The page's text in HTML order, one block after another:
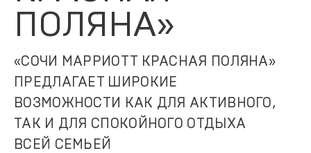
ПОЛЯНА»
«СОЧИ МАРРИОТТ КРАСНАЯ ПОЛЯНА»
ПРЕДЛАГАЕТ ШИРОКИЕ
ВОЗМОЖНОСТИ КАК ДЛЯ АКТИВНОГО,
ТАК И ДЛЯ СПОКОЙНОГО ОТДЫХА
ВСЕЙ СЕМЬЕЙ